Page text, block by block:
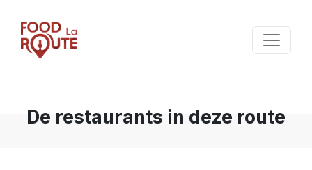
De restaurants in deze route